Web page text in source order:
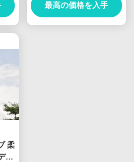
最高の価格を入手
柔
ィ